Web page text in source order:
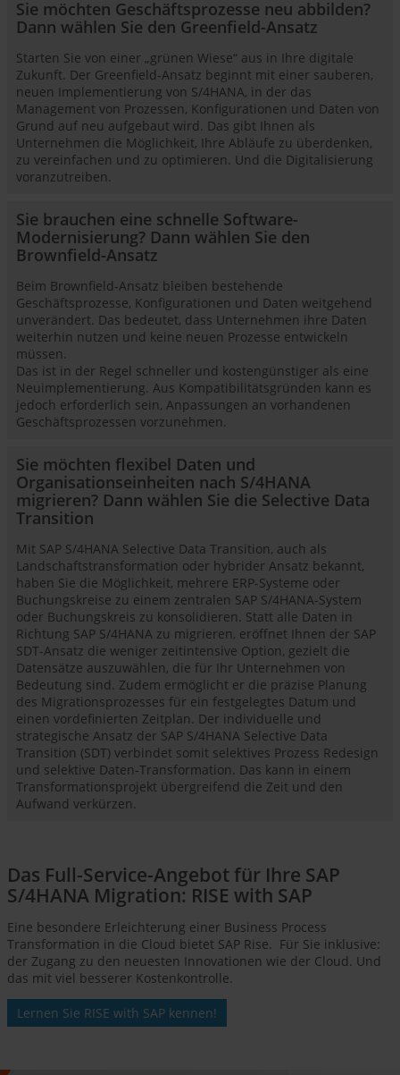
Sie möchten Geschäftsprozesse neu abbilden?
Dann wählen Sie den Greenfield-Ansatz
Starten Sie von einer „grünen Wiese“ aus in Ihre digitale
Zukunft. Der Greenfield-Ansatz beginnt mit einer sauberen,
neuen Implementierung von S/4HANA, in der das
Management von Prozessen, Konfigurationen und Daten von
Grund auf neu aufgebaut wird. Das gibt Ihnen als
Unternehmen die Möglichkeit, Ihre Abläufe zu überdenken,
zu vereinfachen und zu optimieren. Und die Digitalisierung
voranzutreiben.
Sie brauchen eine schnelle Software-
Modernisierung? Dann wählen Sie den
Brownfield-Ansatz
Beim Brownfield-Ansatz bleiben bestehende
Geschäftsprozesse, Konfigurationen und Daten weitgehend
unverändert. Das bedeutet, dass Unternehmen ihre Daten
weiterhin nutzen und keine neuen Prozesse entwickeln
müssen.
Das ist in der Regel schneller und kostengünstiger als eine
Neuimplementierung. Aus Kompatibilitätsgründen kann es
jedoch erforderlich sein, Anpassungen an vorhandenen
Geschäftsprozessen vorzunehmen.
Sie möchten flexibel Daten und
Organisationseinheiten nach S/4HANA
migrieren? Dann wählen Sie die Selective Data
Transition
Mit SAP S/4HANA Selective Data Transition, auch als
Landschaftstransformation oder hybrider Ansatz bekannt,
haben Sie die Möglichkeit, mehrere ERP-Systeme oder
Buchungskreise zu einem zentralen SAP S/4HANA-System
oder Buchungskreis zu konsolidieren. Statt alle Daten in
Richtung SAP S/4HANA zu migrieren, eröffnet Ihnen der SAP
SDT-Ansatz die weniger zeitintensive Option, gezielt die
Datensätze auszuwählen, die für Ihr Unternehmen von
Bedeutung sind. Zudem ermöglicht er die präzise Planung
des Migrationsprozesses für ein festgelegtes Datum und
einen vordefinierten Zeitplan. Der individuelle und
strategische Ansatz der SAP S/4HANA Selective Data
Transition (SDT) verbindet somit selektives Prozess Redesign
und selektive Daten-Transformation. Das kann in einem
Transformationsprojekt übergreifend die Zeit und den
Aufwand verkürzen.
Das Full-Service-Angebot für Ihre SAP
S/4HANA Migration: RISE with SAP
Eine besondere Erleichterung einer Business Process
Transformation in die Cloud bietet SAP Rise. Für Sie inklusive:
der Zugang zu den neuesten Innovationen wie der Cloud. Und
das mit viel besserer Kostenkontrolle.
Lernen Sie RISE with SAP kennen!